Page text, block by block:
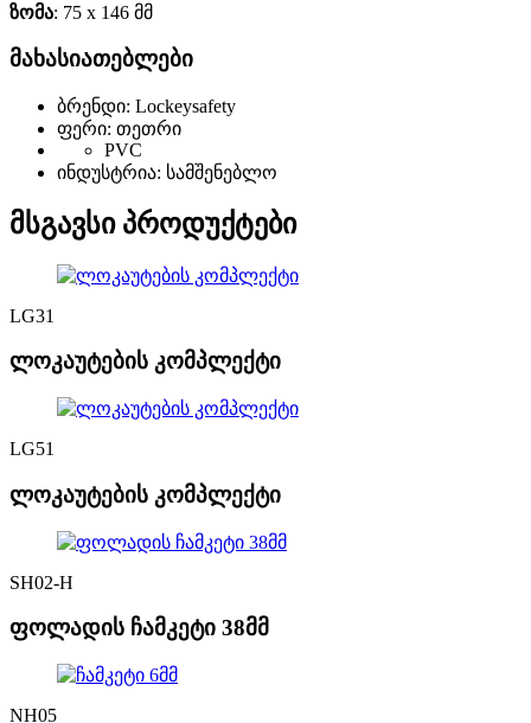
ზომა: 75 x 146 მმ
მახასიათებლები
ბრენდი: Lockeysafety
ფერი: თეთრი
PVC
ინდუსტრია: სამშენებლო
მსგავსი პროდუქტები
LG31
ლოკაუტების კომპლექტი
LG51
ლოკაუტების კომპლექტი
SH02-H
ფოლადის ჩამკეტი 38მმ
NH05